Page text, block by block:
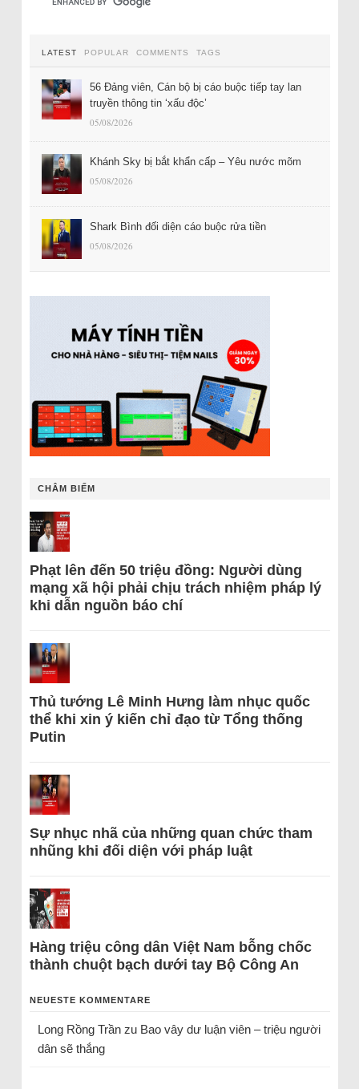
LATEST POPULAR COMMENTS TAGS
56 Đảng viên, Cán bộ bị cáo buộc tiếp tay lan
truyền thông tin ‘xấu độc’
05/08/2026
Khánh Sky bị bắt khẩn cấp – Yêu nước mõm
05/08/2026
Shark Bình đối diện cáo buộc rửa tiền
05/08/2026
CHÂM BIẾM
Phạt lên đến 50 triệu đồng: Người dùng
mạng xã hội phải chịu trách nhiệm pháp lý
khi dẫn nguồn báo chí
Thủ tướng Lê Minh Hưng làm nhục quốc
thể khi xin ý kiến chỉ đạo từ Tổng thống
Putin
Sự nhục nhã của những quan chức tham
nhũng khi đối diện với pháp luật
Hàng triệu công dân Việt Nam bỗng chốc
thành chuột bạch dưới tay Bộ Công An
NEUESTE KOMMENTARE
Long Rồng Trầnzu Bao vây dư luận viên – triệu người
dân sẽ thắng